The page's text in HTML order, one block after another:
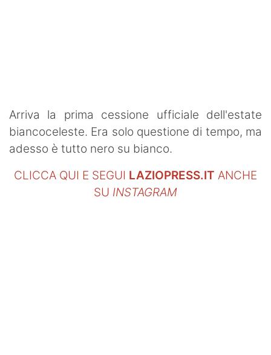
Arriva la prima cessione ufficiale dell'estate
biancoceleste. Era solo questione di tempo, ma
adesso è tutto nero su bianco.
CLICCA QUI E SEGUI LAZIOPRESS.IT ANCHE
SU INSTAGRAM